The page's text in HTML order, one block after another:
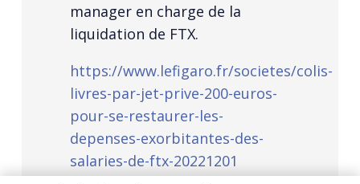
manager en charge de la
liquidation de FTX.
https://www.lefigaro.fr/societes/colis-
livres-par-jet-prive-200-euros-
pour-se-restaurer-les-
depenses-exorbitantes-des-
salaries-de-ftx-20221201